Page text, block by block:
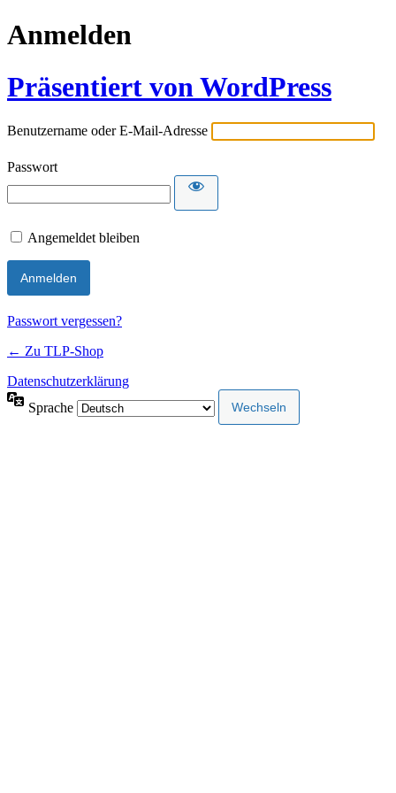
Anmelden
Präsentiert von WordPress
Benutzername oder E-Mail-Adresse
Passwort
Angemeldet bleiben
Passwort vergessen?
← Zu TLP-Shop
Datenschutzerklärung
Sprache